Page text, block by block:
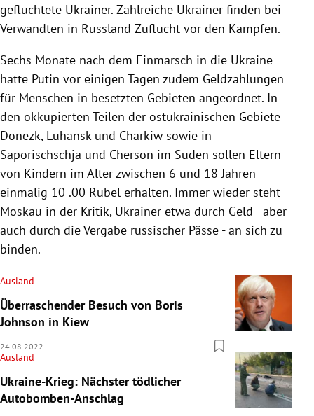
geflüchtete Ukrainer. Zahlreiche Ukrainer finden bei
Verwandten in Russland Zuflucht vor den Kämpfen.
Sechs Monate nach dem Einmarsch in die Ukraine
hatte Putin vor einigen Tagen zudem Geldzahlungen
für Menschen in besetzten Gebieten angeordnet. In
den okkupierten Teilen der ostukrainischen Gebiete
Donezk, Luhansk und Charkiw sowie in
Saporischschja und Cherson im Süden sollen Eltern
von Kindern im Alter zwischen 6 und 18 Jahren
einmalig 10 .00 Rubel erhalten. Immer wieder steht
Moskau in der Kritik, Ukrainer etwa durch Geld - aber
auch durch die Vergabe russischer Pässe - an sich zu
binden.
Ausland
Überraschender Besuch von Boris
Johnson in Kiew
24.08.2022
Ausland
Ukraine-Krieg: Nächster tödlicher
Autobomben-Anschlag